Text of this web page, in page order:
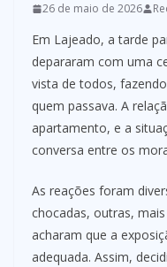
26 de maio de 2026
Em Lajeado, a tarde
depararam com uma
vista de todos,
quem passava. A
apartamento, e a
conversa entre os
As reações foram
chocadas, outras,
acharam que a
adequada. Assim,